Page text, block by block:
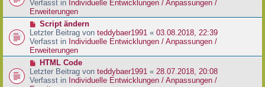
g
i
t
a
g
u
e
r
B
e
i
t
a
g
Verfasst in Individuelle Entwicklungen / Anpassungen /
Erweiterungen
N
e
u
e
r
B
e
i
Script ändern
Letzter Beitrag von teddybaer1991 « 03.08.2018, 22:39
Verfasst in Individuelle Entwicklungen / Anpassungen /
Erweiterungen
N
e
u
HTML Code
Letzter Beitrag von teddybaer1991 « 28.07.2018, 20:08
Verfasst in Individuelle Entwicklungen / Anpassungen /